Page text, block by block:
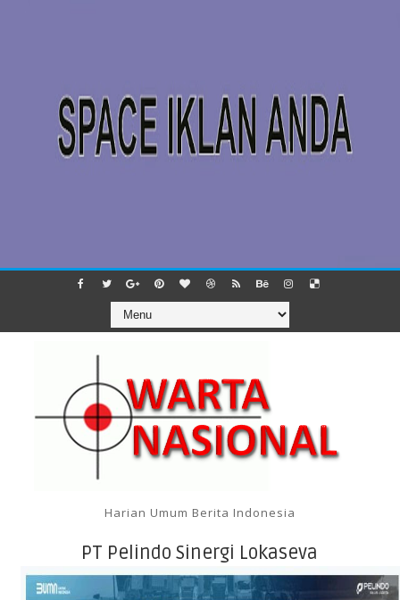
Harian Umum Berita Indonesia
PT Pelindo Sinergi Lokaseva